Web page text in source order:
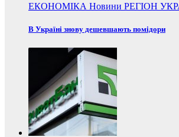
ЕКОНОМІКА Новини РЕГІОН
В Україні знову дешевшають помідори